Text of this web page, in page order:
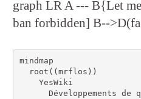
graph LR A --- B{Let
ban forbidden] B--
mindmap
  root((mrflos))
    YesWiki
Développements de